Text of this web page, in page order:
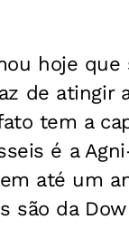
hoje que
de atingir
tem a
é a
até um
são da